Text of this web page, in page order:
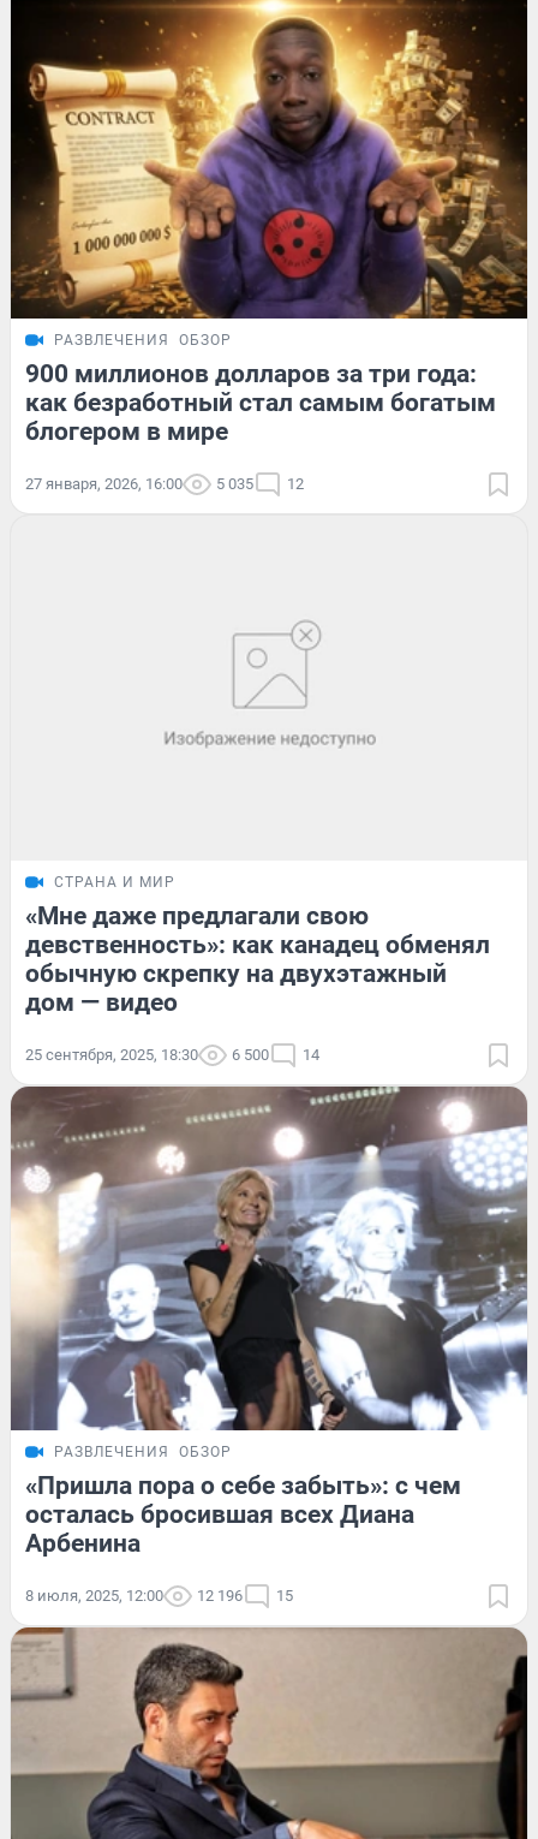
РАЗВЛЕЧЕНИЯ ОБЗОР
900 миллионов долларов за три года:
как безработный стал самым богатым
блогером в мире
27 января, 2026, 16:00 5 035 12
СТРАНА И МИР
«Мне даже предлагали свою
девственность»: как канадец обменял
обычную скрепку на двухэтажный
дом — видео
25 сентября, 2025, 18:30 6 500 14
РАЗВЛЕЧЕНИЯ ОБЗОР
«Пришла пора о себе забыть»: с чем
осталась бросившая всех Диана
Арбенина
8 июля, 2025, 12:00 12 196 15